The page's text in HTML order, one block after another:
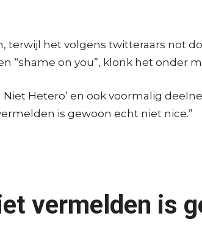
terwijl het volgens twitteraars not
“shame on you”, klonk het onder
Hetero’ en ook voormalig
is gewoon echt niet nice.”
vermelden is